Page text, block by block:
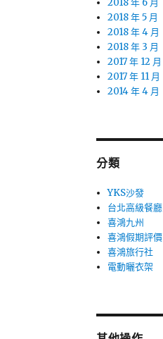
2018 年 6 月
2018 年 5 月
2018 年 4 月
2018 年 3 月
2017 年 12 月
2017 年 11 月
2014 年 4 月
分類
YKS沙發
台北高級餐廳
喜鴻九州
喜鴻假期評價
喜鴻旅行社
電動曬衣架